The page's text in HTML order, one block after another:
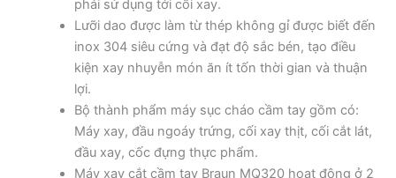
phải sử dụng tới cối xay.
Lưỡi dao được làm từ thép không gỉ được biết đến
inox 304 siêu cứng và đạt độ sắc bén, tạo điều
kiện xay nhuyễn món ăn ít tốn thời gian và thuận
lợi.
Bộ thành phẩm máy sục cháo cầm tay gồm có:
Máy xay, đầu ngoáy trứng, cối xay thịt, cối cắt lát,
đầu xay, cốc đựng thực phẩm.
Máy xay cắt cầm tay Braun MQ320 hoạt động ở 2